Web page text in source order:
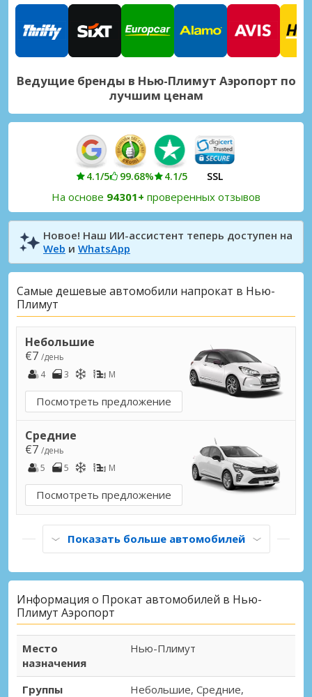
Ведущие бренды в Нью-Плимут Аэропорт по
лучшим ценам
4.1/5 99.68% 4.1/5 SSL
На основе 94301+ проверенных отзывов
Новое! Наш ИИ-ассистент теперь доступен на
Web и WhatsApp
Самые дешевые автомобили напрокат в Нью-
Плимут
Небольшие
€7 /день
4
3 M
Посмотреть предложение
Средние
€7 /день
5
5 M
Посмотреть предложение
Показать больше автомобилей
Информация о Прокат автомобилей в Нью-
Плимут Аэропорт
Место
назначения
Нью-Плимут
Группы
Небольшие, Средние,